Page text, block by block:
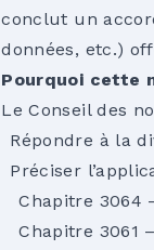
conclut un
données, etc.)
Pourquoi cette
Le Conseil des
Répondre à la
Préciser
Chapitre 3064
Chapitre 3061